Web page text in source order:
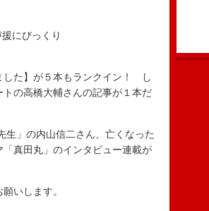
にびっくり
した】が５本もランクイン！ し
の高橋大輔さんの記事が１本だ
」の内山信二さん、亡くなった
真田丸」のインタビュー連載が
いします。